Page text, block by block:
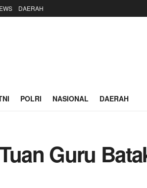
DAERAH
POLRI NASIONAL DAERAH
Guru